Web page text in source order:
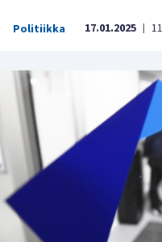
Politiikka 17.01.2025 |